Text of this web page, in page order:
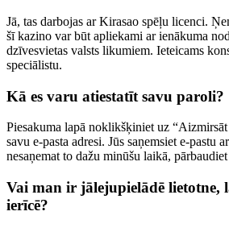
Jā, tas darbojas ar Kirasao spēļu licenci.
šī kazino var būt apliekami ar ienākuma
dzīvesvietas valsts likumiem. Ieteicams
speciālistu.
Kā es varu atiestatīt savu paroli?
Piesakuma lapā noklikšķiniet uz
savu e-pasta adresi. Jūs saņemsiet e-pastu
nesaņemat to dažu minūšu laikā,
Vai man ir jālejupielādē lietotne,
ierīcē?